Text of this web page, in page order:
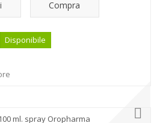
Compra
Disponibile